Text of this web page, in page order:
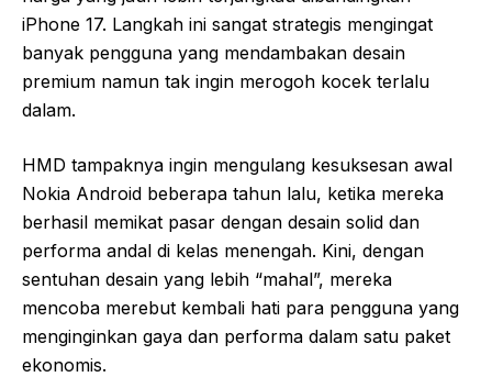
iPhone 17. Langkah ini sangat strategis mengingat
banyak pengguna yang mendambakan desain
premium namun tak ingin merogoh kocek terlalu
dalam.
HMD tampaknya ingin mengulang kesuksesan awal
Nokia Android beberapa tahun lalu, ketika mereka
berhasil memikat pasar dengan desain solid dan
performa andal di kelas menengah. Kini, dengan
sentuhan desain yang lebih “mahal”, mereka
mencoba merebut kembali hati para pengguna yang
menginginkan gaya dan performa dalam satu paket
ekonomis.